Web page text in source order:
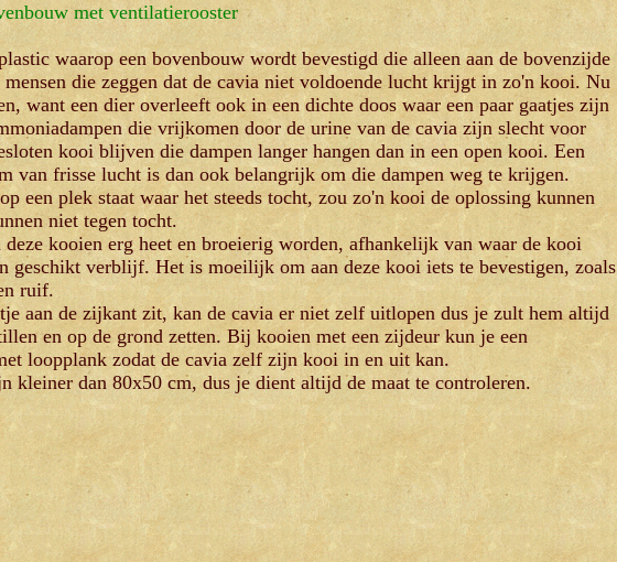
met ventilatierooster
waarop een bovenbouw wordt bevestigd die alleen aan de bovenzijde
die zeggen dat de cavia niet voldoende lucht krijgt in zo'n kooi. Nu
want een dier overleeft ook in een dichte doos waar een paar gaatjes zijn
die vrijkomen door de urine van de cavia zijn slecht voor
kooi blijven die dampen langer hangen dan in een open kooi. Een
van frisse lucht is dan ook belangrijk om die dampen weg te krijgen.
een plek staat waar het steeds tocht, zou zo'n kooi de oplossing kunnen
niet tegen tocht.
kooien erg heet en broeierig worden, afhankelijk van waar de kooi
geschikt verblijf. Het is moeilijk om aan deze kooi iets te bevestigen, zoals
ruif.
aan de zijkant zit, kan de cavia er niet zelf uitlopen dus je zult hem altijd
en op de grond zetten. Bij kooien met een zijdeur kun je een
loopplank zodat de cavia zelf zijn kooi in en uit kan.
kleiner dan 80x50 cm, dus je dient altijd de maat te controleren.